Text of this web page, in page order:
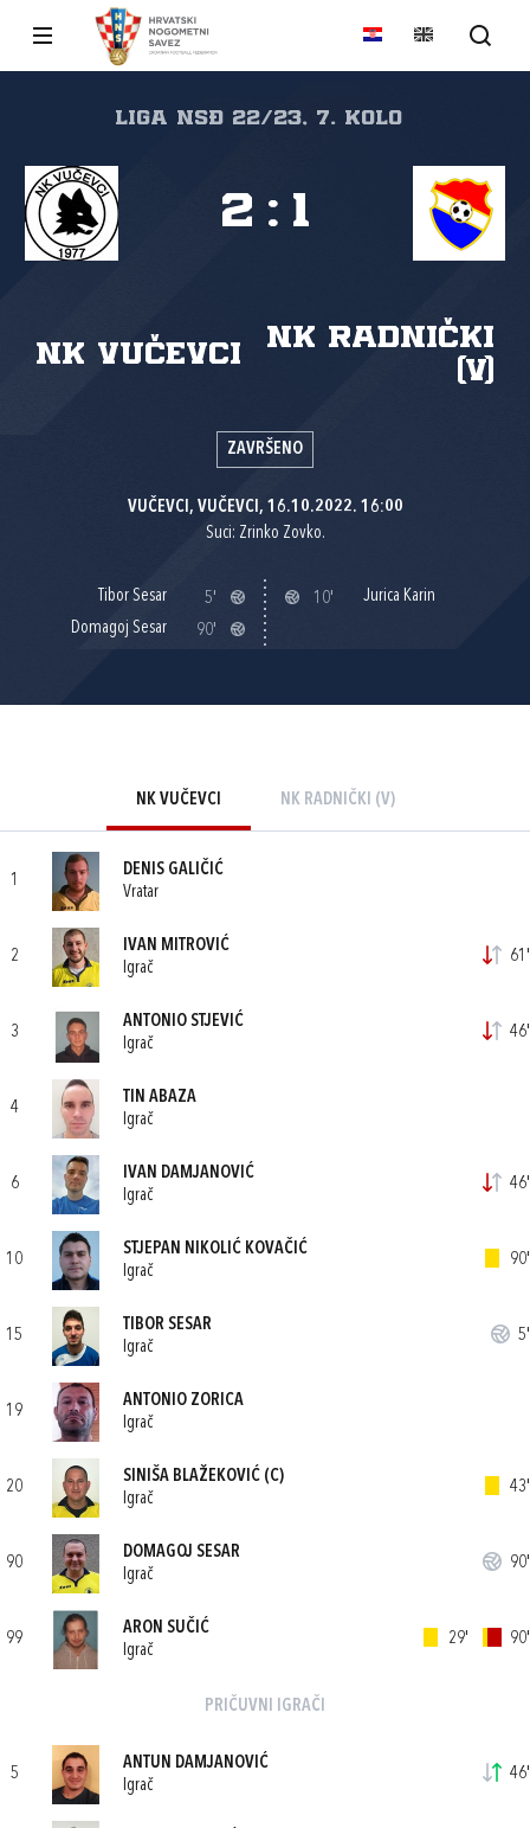
Liga NSĐ 22/23, 7. kolo
NK Vučevci
NK Radnički
(V)
2 : 1
ZAVRŠENO
VUČEVCI, VUČEVCI, 16.10.2022. 16:00
Suci: Zrinko Zovko.
Tibor Sesar
5'
Domagoj Sesar
90'
10' Jurica Karin
NK VUČEVCI NK RADNIČKI (V)
1
DENIS GALIČIĆ
Vratar
2
IVAN MITROVIĆ
Igrač
61'
3
ANTONIO STJEVIĆ
Igrač
46'
4
TIN ABAZA
Igrač
6
IVAN DAMJANOVIĆ
Igrač
46'
10
STJEPAN NIKOLIĆ KOVAČIĆ
Igrač
90'
15
TIBOR SESAR
Igrač
5'
19
ANTONIO ZORICA
Igrač
20
SINIŠA BLAŽEKOVIĆ (C)
Igrač
43'
90
DOMAGOJ SESAR
Igrač
90'
99
ARON SUČIĆ
Igrač
29' 90'
PRIČUVNI IGRAČI
5
ANTUN DAMJANOVIĆ
Igrač
46'